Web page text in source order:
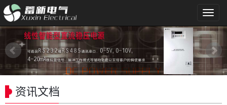
导
航
菜
单
资讯文档